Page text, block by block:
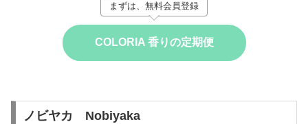
まずは、無料会員登録
COLORIA 香りの定期便
ノビヤカ Nobiyaka